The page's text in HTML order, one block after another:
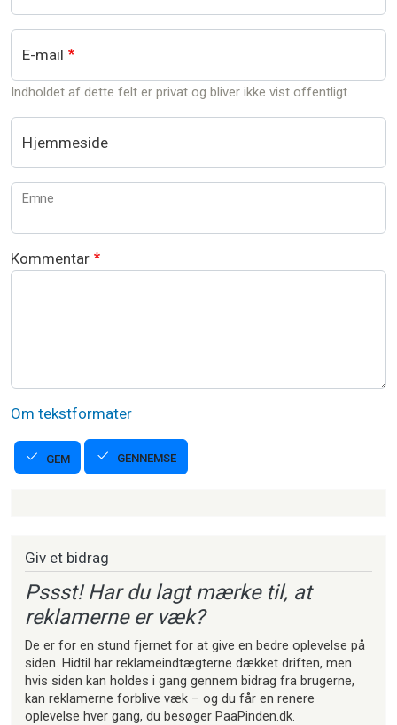
E-mail
Indholdet af dette felt er privat og bliver ikke vist offentligt.
Hjemmeside
Emne
Kommentar
Om tekstformater
GEM GENNEMSE
Giv et bidrag
Pssst! Har du lagt mærke til, at
reklamerne er væk?
De er for en stund fjernet for at give en bedre oplevelse på
siden. Hidtil har reklameindtægterne dækket driften, men
hvis siden kan holdes i gang gennem bidrag fra brugerne,
kan reklamerne forblive væk – og du får en renere
oplevelse hver gang, du besøger PaaPinden.dk.